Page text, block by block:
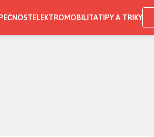
ELEKTROMOBILITATIPY A TRIKY